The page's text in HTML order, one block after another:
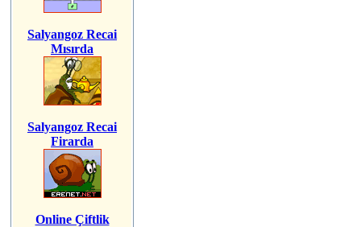
Salyangoz Recai
Mısırda
Salyangoz Recai
Firarda
Online Çiftlik